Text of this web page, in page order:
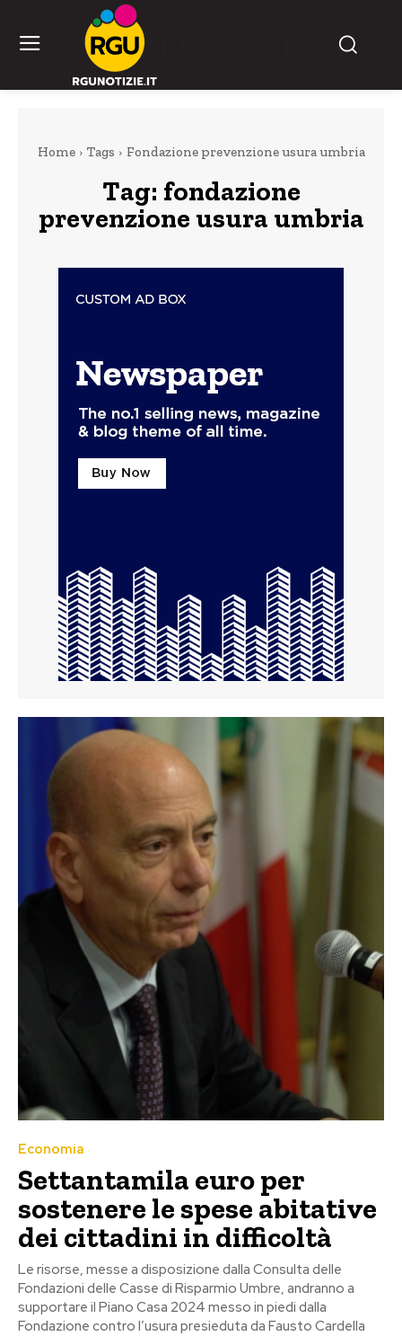
Home Tags Fondazione prevenzione usura umbria
Tag: fondazione
prevenzione usura umbria
Economia
Settantamila euro per
sostenere le spese abitative
dei cittadini in difficoltà
Le risorse, messe a disposizione dalla Consulta delle
Fondazioni delle Casse di Risparmio Umbre, andranno a
supportare il Piano Casa 2024 messo in piedi dalla
Fondazione contro l’usura presieduta da Fausto Cardella